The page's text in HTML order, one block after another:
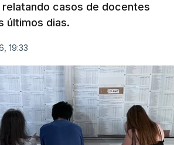
casos de docentes
últimos dias.
19:33